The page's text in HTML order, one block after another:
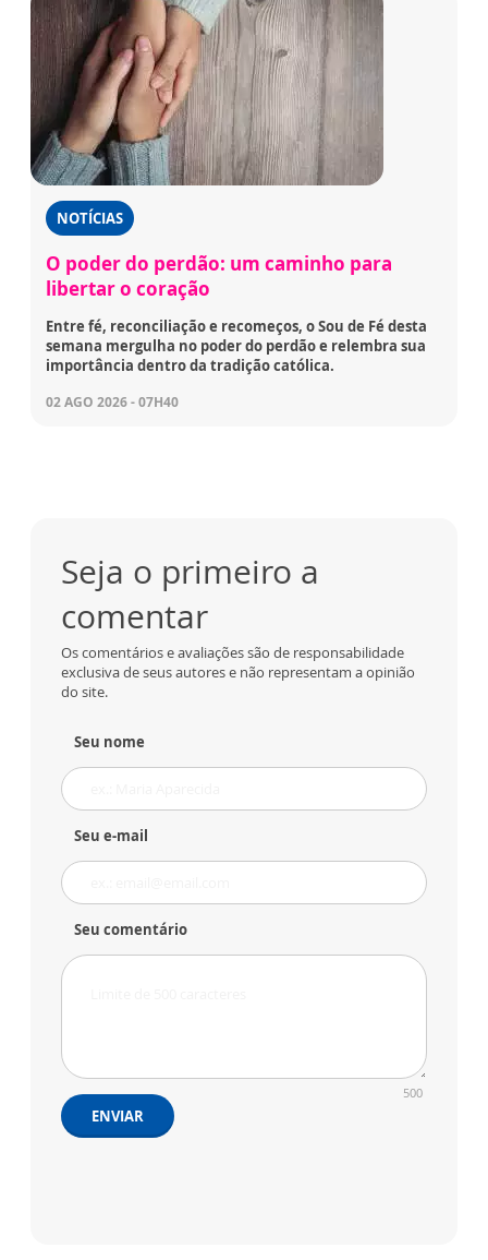
NOTÍCIAS
O poder do perdão: um caminho para
libertar o coração
Entre fé, reconciliação e recomeços, o Sou de Fé desta
semana mergulha no poder do perdão e relembra sua
importância dentro da tradição católica.
02 AGO 2026 - 07H40
Seja o primeiro a
comentar
Os comentários e avaliações são de responsabilidade
exclusiva de seus autores e não representam a opinião
do site.
Seu nome
Seu e-mail
Seu comentário
500
ENVIAR